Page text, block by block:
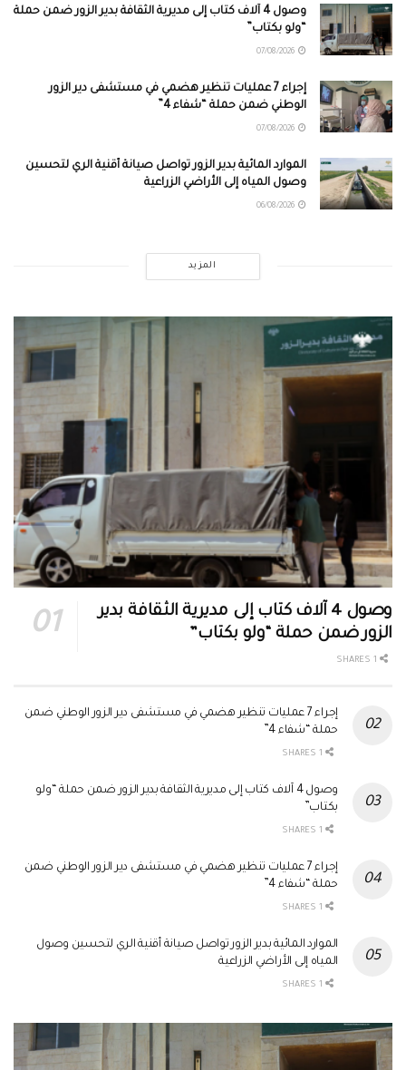
وصول 4 آلاف كتاب إلى مديرية الثقافة بدير الزور ضمن حملة
“ولو بكتاب”
إجراء 7 عمليات تنظير هضمي في مستشفى دير الزور
الوطني ضمن حملة “شفاء 4”
الموارد المائية بدير الزور تواصل صيانة أقنية الري لتحسين
وصول المياه إلى الأراضي الزراعية
المزيد
وصول 4 آلاف كتاب إلى مديرية الثقافة بدير
الزور ضمن حملة “ولو بكتاب”
إجراء 7 عمليات تنظير هضمي في مستشفى دير الزور الوطني ضمن
حملة “شفاء 4”
وصول 4 آلاف كتاب إلى مديرية الثقافة بدير الزور ضمن حملة “ولو
بكتاب”
إجراء 7 عمليات تنظير هضمي في مستشفى دير الزور الوطني ضمن
حملة “شفاء 4”
الموارد المائية بدير الزور تواصل صيانة أقنية الري لتحسين وصول
المياه إلى الأراضي الزراعية